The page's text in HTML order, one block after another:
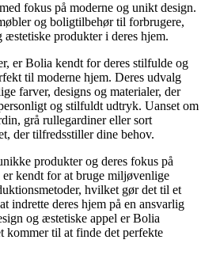
fokus på moderne og unikt design.
og boligtilbehør til forbrugere,
produkter i deres hjem.
er Bolia kendt for deres stilfulde og
til moderne hjem. Deres udvalg
farver, designs og materialer, der
og stilfuldt udtryk. Uanset om
grå rullegardiner eller sort
der tilfredsstiller dine behov.
produkter og deres fokus på
kendt for at bruge miljøvenlige
hvilket gør det til et
indrette deres hjem på en ansvarlig
og æstetiske appel er Bolia
kommer til at finde det perfekte